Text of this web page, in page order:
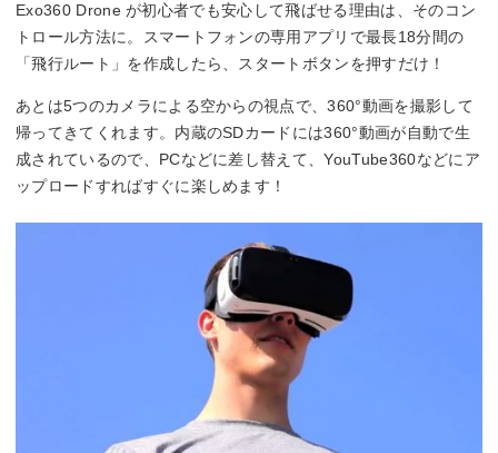
Exo360 Drone が初心者でも安心して飛ばせる理由は、そのコン
トロール方法に。スマートフォンの専用アプリで最長18分間の
「飛行ルート」を作成したら、スタートボタンを押すだけ！
あとは5つのカメラによる空からの視点で、360°動画を撮影して
帰ってきてくれます。内蔵のSDカードには360°動画が自動で生
成されているので、PCなどに差し替えて、YouTube360などにア
ップロードすればすぐに楽しめます！